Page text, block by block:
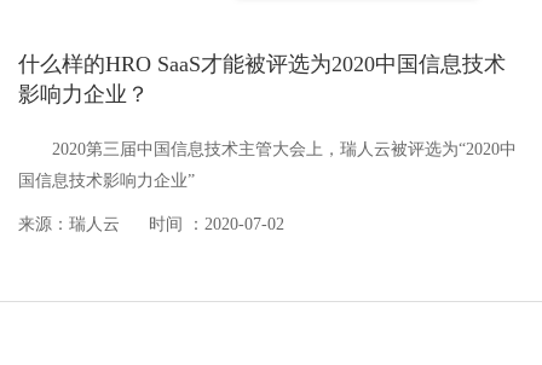
什么样的HRO SaaS才能被评选为2020中国信息技术
影响力企业？
2020第三届中国信息技术主管大会上，瑞人云被评选为“2020中
国信息技术影响力企业”
来源：瑞人云 时间 ：2020-07-02